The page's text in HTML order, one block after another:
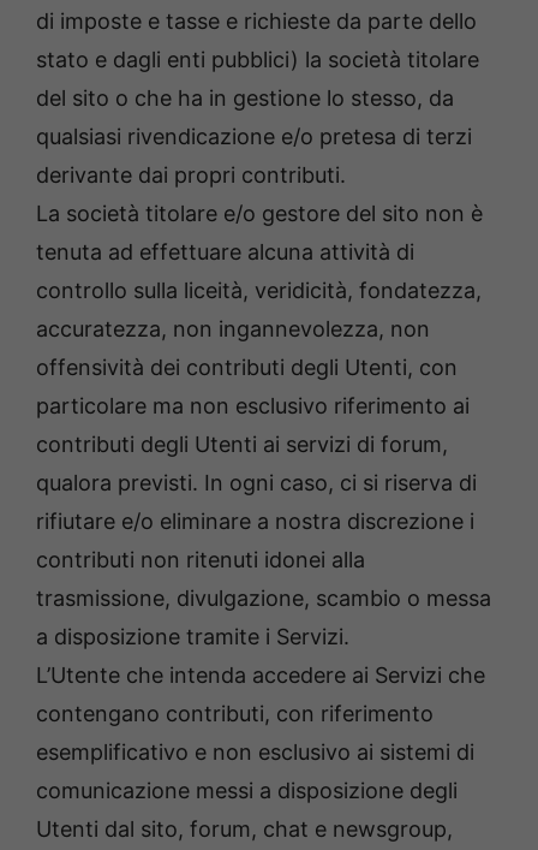
di imposte e tasse e richieste da parte dello
stato e dagli enti pubblici) la società titolare
del sito o che ha in gestione lo stesso, da
qualsiasi rivendicazione e/o pretesa di terzi
derivante dai propri contributi.
La società titolare e/o gestore del sito non è
tenuta ad effettuare alcuna attività di
controllo sulla liceità, veridicità, fondatezza,
accuratezza, non ingannevolezza, non
offensività dei contributi degli Utenti, con
particolare ma non esclusivo riferimento ai
contributi degli Utenti ai servizi di forum,
qualora previsti. In ogni caso, ci si riserva di
rifiutare e/o eliminare a nostra discrezione i
contributi non ritenuti idonei alla
trasmissione, divulgazione, scambio o messa
a disposizione tramite i Servizi.
L’Utente che intenda accedere ai Servizi che
contengano contributi, con riferimento
esemplificativo e non esclusivo ai sistemi di
comunicazione messi a disposizione degli
Utenti dal sito, forum, chat e newsgroup,